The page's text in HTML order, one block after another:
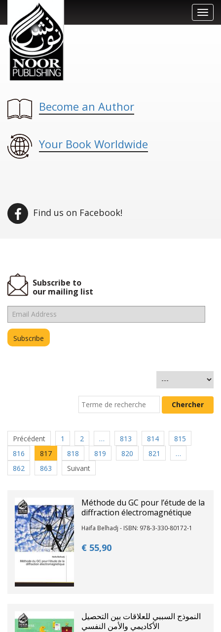
Become an Author
Your Book Worldwide
Find us on Facebook!
Subscribe to
our mailing list
Précédent 1 2 … 813 814
815
816
817 818 819 820 821
…
862
863 Suivant
Méthode du GC pour l’étude de la
diffraction électromagnétique
Haifa Belhadj - ISBN: 978-3-330-80172-1
€ 55,90
النموذج السببي للعلاقات بين التحصيل
الأكاديمي والأمن النفسي